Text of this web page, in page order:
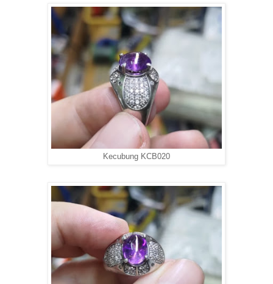
Kecubung KCB020